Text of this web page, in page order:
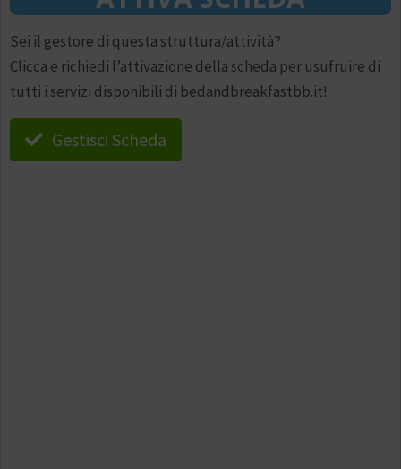
Sei il gestore di questa struttura/attività?
Clicca e richiedi l’attivazione della scheda per usufruire di
tutti i servizi disponibili di bedandbreakfastbb.it!
Gestisci Scheda